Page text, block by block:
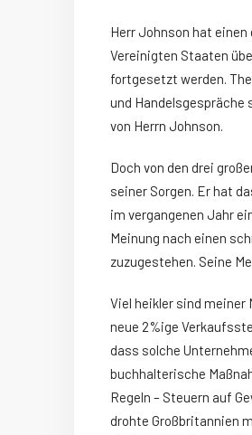
Herr Johnson hat einen
Vereinigten Staaten
fortgesetzt werden.
und Handelsgespräche
von Herrn Johnson.
Doch von den drei
seiner Sorgen. Er hat
im vergangenen Jahr
Meinung nach einen
zuzugestehen. Seine
Viel heikler sind meiner
neue 2%ige
dass solche
buchhalterische
Regeln – Steuern auf
drohte Großbritannien